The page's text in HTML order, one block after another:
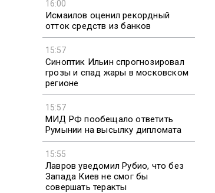
16:00
Исмаилов оценил рекордный
отток средств из банков
15:57
Синоптик Ильин спрогнозировал
грозы и спад жары в московском
регионе
15:57
МИД РФ пообещало ответить
Румынии на высылку дипломата
15:55
Лавров уведомил Рубио, что без
Запада Киев не смог бы
совершать теракты